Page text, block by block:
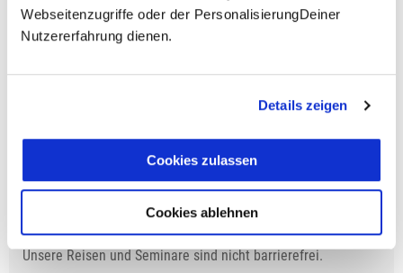
Webseitenzugriffe oder der PersonalisierungDeiner
Nutzererfahrung dienen.
Details zeigen
Cookies zulassen
Cookies ablehnen
prüfen
nach Reise) bei Buchung entweder den halben, einen
reduzierten oder den gesamten Einzelzimmerzuschlag.
Unsere Reisen und Seminare sind nicht barrierefrei.